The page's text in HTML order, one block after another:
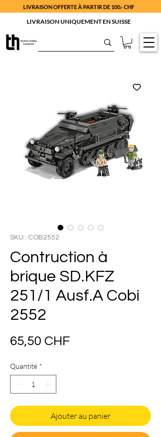
LIVRAISON OFFERTE À PARTIR DE 100.- CHF
LIVRAISON UNIQUEMENT EN SUISSE
SKU : COB2552
Contruction à
brique SD.KFZ
251/1 Ausf.A Cobi
2552
65,50 CHFPrix
Quantité *
Ajouter au panier